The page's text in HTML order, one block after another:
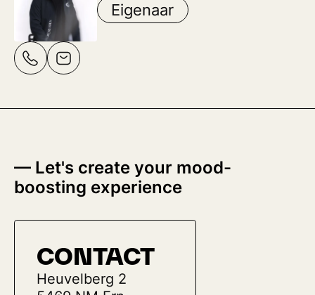
Eigenaar
— Let's create your mood-
boosting experience
CONTACT
Heuvelberg 2